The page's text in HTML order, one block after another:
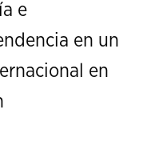
XI
e
en un
en